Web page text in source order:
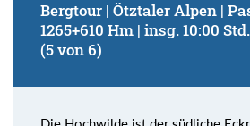
Bergtour | Ötztaler Alpen |
1265+610 Hm | insg. 10:00
(5 von 6)